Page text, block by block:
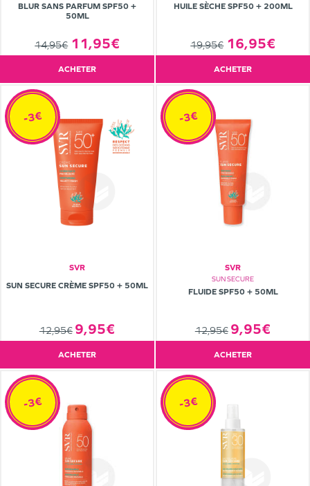
BLUR SANS PARFUM SPF50 +
50ML
14,95€ 11,95€
ACHETER
HUILE SÈCHE SPF50 + 200ML
19,95€ 16,95€
ACHETER
SVR
SUN SECURE CRÈME SPF50 + 50ML
12,95€ 9,95€
-3€
ACHETER
SVR
SUN SECURE
FLUIDE SPF50 + 50ML
12,95€ 9,95€
-3€
ACHETER
-3€ -3€